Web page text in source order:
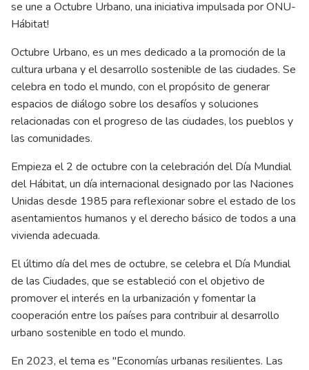
se une a Octubre Urbano, una iniciativa impulsada por ONU-
Hábitat!
Octubre Urbano, es un mes dedicado a la promoción de la
cultura urbana y el desarrollo sostenible de las ciudades. Se
celebra en todo el mundo, con el propósito de generar
espacios de diálogo sobre los desafíos y soluciones
relacionadas con el progreso de las ciudades, los pueblos y
las comunidades.
Empieza el 2 de octubre con la celebración del Día Mundial
del Hábitat, un día internacional designado por las Naciones
Unidas desde 1985 para reflexionar sobre el estado de los
asentamientos humanos y el derecho básico de todos a una
vivienda adecuada.
El último día del mes de octubre, se celebra el Día Mundial
de las Ciudades, que se estableció con el objetivo de
promover el interés en la urbanización y fomentar la
cooperación entre los países para contribuir al desarrollo
urbano sostenible en todo el mundo.
En 2023, el tema es "Economías urbanas resilientes. Las